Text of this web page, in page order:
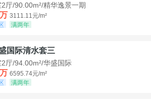
2厅/90.00m²/精华逸景一期
3111.11元/m²
满两年
国际清水套三
厅/94.00m²/华盛国际
6595.74元/m²
满两年